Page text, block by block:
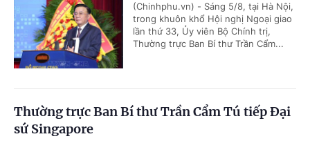
(Chinhphu.vn) - Sáng 5/8, tại Hà Nội,
trong khuôn khổ Hội nghị Ngoại giao
lần thứ 33, Ủy viên Bộ Chính trị,
Thường trực Ban Bí thư Trần Cẩm...
Thường trực Ban Bí thư Trần Cẩm Tú tiếp Đại
sứ Singapore